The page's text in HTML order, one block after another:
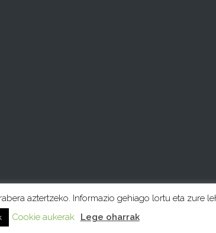
aztertzeko. Informazio gehiago lortu eta zure
Cookie aukerak Lege oharrak